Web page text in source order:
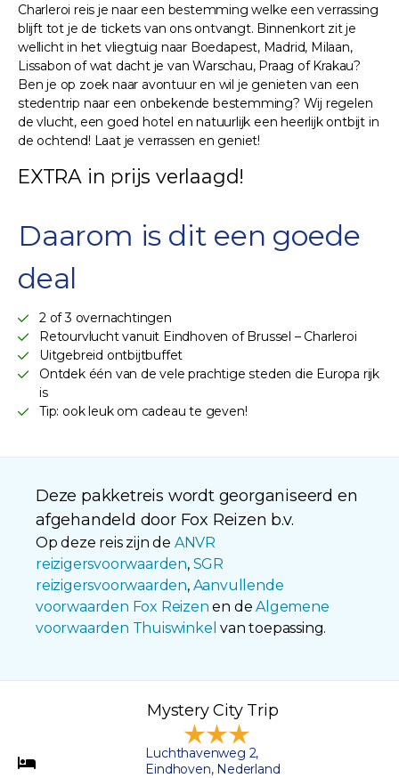
Charleroi reis je naar een bestemming welke een verrassing
blijft tot je de tickets van ons ontvangt. Binnenkort zit je
wellicht in het vliegtuig naar Boedapest, Madrid, Milaan,
Lissabon of wat dacht je van Warschau, Praag of Krakau?
Ben je op zoek naar avontuur en wil je genieten van een
stedentrip naar een onbekende bestemming? Wij regelen
de vlucht, een goed hotel en natuurlijk een heerlijk ontbijt in
de ochtend! Laat je verrassen en geniet!
EXTRA in prijs verlaagd!
Daarom is dit een goede
deal
2 of 3 overnachtingen
Retourvlucht vanuit Eindhoven of Brussel – Charleroi
Uitgebreid ontbijtbuffet
Ontdek één van de vele prachtige steden die Europa rijk
is
Tip: ook leuk om cadeau te geven!
Deze pakketreis wordt georganiseerd en
afgehandeld door Fox Reizen b.v.
Op deze reis zijn de ANVR
reizigersvoorwaarden, SGR
reizigersvoorwaarden, Aanvullende
voorwaarden Fox Reizen en deAlgemene
voorwaarden Thuiswinkel van toepassing.
Mystery City Trip
Luchthavenweg 2,
Eindhoven, Nederland